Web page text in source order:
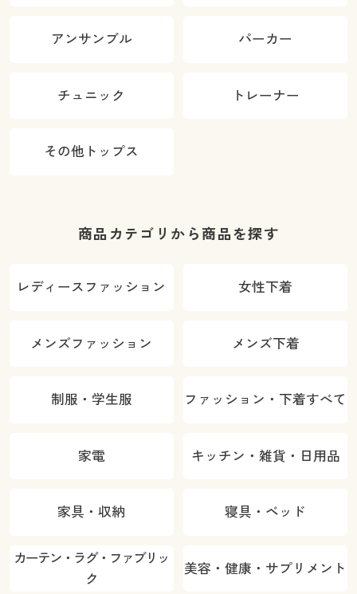
アンサンブル パーカー
チュニック トレーナー
その他トップス
商品カテゴリから商品を探す
レディースファッション 女性下着
メンズファッション メンズ下着
制服・学生服 ファッション・下着すべて
家電 キッチン・雑貨・日用品
家具・収納 寝具・ベッド
カーテン・ラグ・ファブリッ
ク
美容・健康・サプリメント